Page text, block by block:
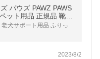
パウズ PAWZ PAWS
ット用品 正規品 靴
アスファルト プレゼ
犬サポート用品 ふりっ
2023/8/2